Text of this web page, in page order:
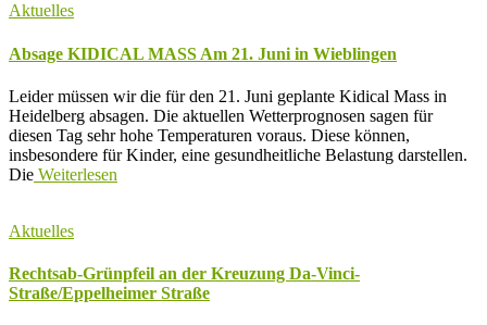
Aktuelles
Absage KIDICAL MASS Am 21. Juni in Wieblingen
Leider müssen wir die für den 21. Juni geplante Kidical Mass in
Heidelberg absagen. Die aktuellen Wetterprognosen sagen für
diesen Tag sehr hohe Temperaturen voraus. Diese können,
insbesondere für Kinder, eine gesundheitliche Belastung darstellen.
Die Weiterlesen
Aktuelles
Rechtsab-Grünpfeil an der Kreuzung Da-Vinci-
Straße/Eppelheimer Straße